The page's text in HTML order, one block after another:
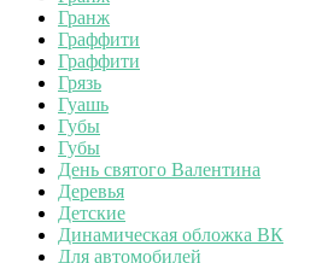
Гранж
Граффити
Граффити
Грязь
Гуашь
Губы
Губы
День святого Валентина
Деревья
Детские
Динамическая обложка ВК
Для автомобилей